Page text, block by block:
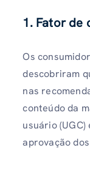
1. Fator de
Os
descobriram
nas
conteúdo da
usuário
aprovação